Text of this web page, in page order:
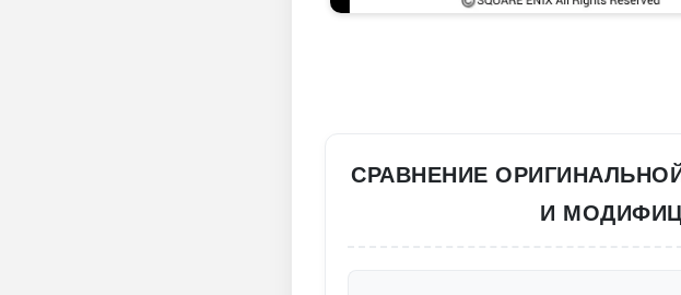
СРАВНЕНИЕ ОРИГИНАЛЬНОЙ
И